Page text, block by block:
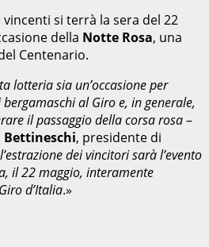
vincenti si terrà la sera del 22
della Notte Rosa, una
Centenario.
lotteria sia un’occasione per
al Giro e, in generale,
il passaggio della corsa rosa–
Bettineschi, presidente di
dei vincitori sarà l’evento
il 22 maggio, interamente
d’Italia.»